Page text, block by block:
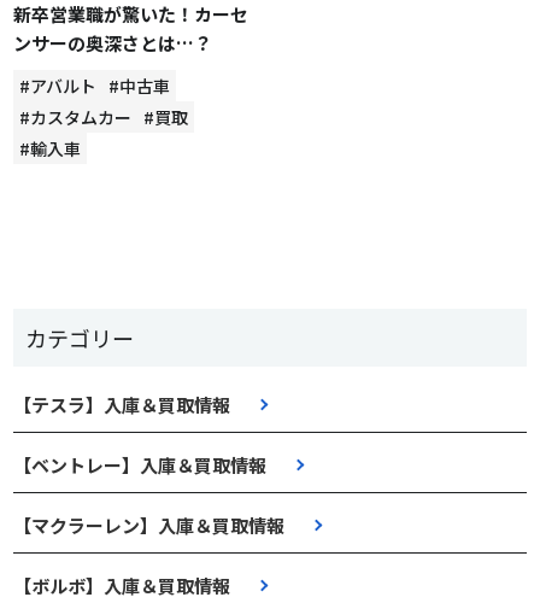
カテゴリー
【テスラ】入庫＆買取情報
【ベントレー】入庫＆買取情報
【マクラーレン】入庫＆買取情報
【ボルボ】入庫＆買取情報
新卒営業職が驚いた！カーセ
ンサーの奥深さとは…？
#アバルト
#中古車
#カスタムカー #買取
#輸入車